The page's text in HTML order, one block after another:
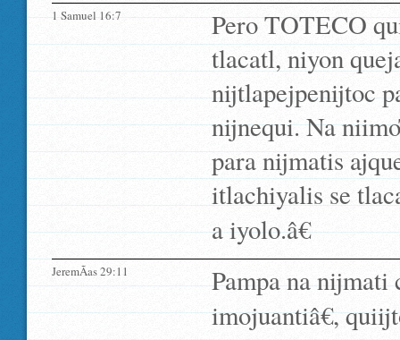
1 Samuel 16:7
Pero TOTECO
tlacatl, niyon
nijtlapejpenijtoc
nijnequi. Na
para nijmatis
itlachiyalis se
a iyolo.â€
JeremÃ­as 29:11
Pampa na
imojuantiâ€,